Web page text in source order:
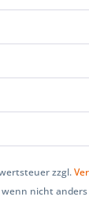
zzgl.
nicht